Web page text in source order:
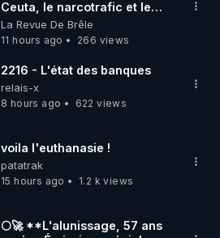
Ceuta, le narcotrafic et le
pouvoir en France
La Revue De Brêle
11 hours ago
266 views
2216 - L'état des banques
relais-x
8 hours ago
622 views
voila l'euthanasie !
patatrak
15 hours ago
1.2 k views
🌕🚀 **L'alunissage, 57 ans